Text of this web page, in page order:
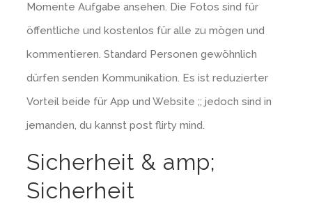
Momente Aufgabe ansehen. Die Fotos sind für
öffentliche und kostenlos für alle zu mögen und
kommentieren. Standard Personen gewöhnlich
dürfen senden Kommunikation. Es ist reduzierter
Vorteil beide für App und Website ;; jedoch sind in
jemanden, du kannst post flirty mind.
Sicherheit & amp;
Sicherheit